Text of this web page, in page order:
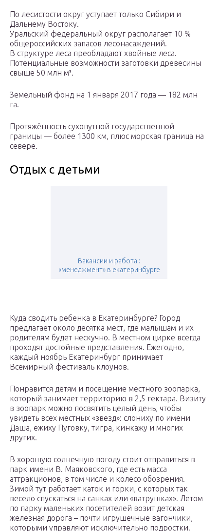
По лесистости округ уступает только Сибири и
Дальнему Востоку.
Уральский федеральный округ располагает 10 %
общероссийских запасов лесонасаждений.
В структуре леса преобладают хвойные леса.
Потенциальные возможности заготовки древесины
свыше 50 млн м³.
Земельный фонд на 1 января 2017 года — 182 млн
га.
Протяжённость сухопутной государственной
границы — более 1300 км, плюс морская граница на
севере.
Отдых с детьми
Вакансии и работа :
«менеджмент» в екатеринбурге
Куда сводить ребенка в Екатеринбурге? Город
предлагает около десятка мест, где малышам и их
родителям будет нескучно. В местном цирке всегда
проходят достойные представления. Ежегодно,
каждый ноябрь Екатеринбург принимает
Всемирный фестиваль клоунов.
Понравится детям и посещение местного зоопарка,
который занимает территорию в 2,5 гектара. Визиту
в зоопарк можно посвятить целый день, чтобы
увидеть всех местных «звезд»: слониху по имени
Даша, ежиху Пуговку, тигра, кинкажу и многих
других.
В хорошую солнечную погоду стоит отправиться в
парк имени В. Маяковского, где есть масса
аттракционов, в том числе и колесо обозрения.
Зимой тут работает каток и горки, с которых так
весело спускаться на санках или «ватрушках». Летом
по парку маленьких посетителей возит детская
железная дорога – почти игрушечные вагончики,
которыми управляют исключительно подростки.